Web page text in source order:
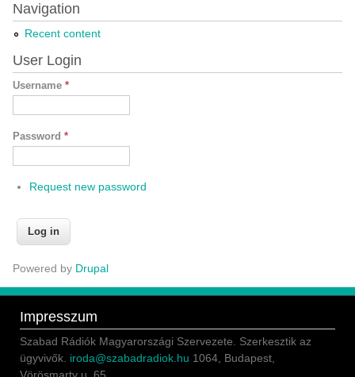
Navigation
Recent content
User Login
Username *
Password *
Request new password
Powered by Drupal
Impresszum
Szabad Rádiók Magyarországi Szervezete. Szerkesztik az
ügyvivők. iroda@szabadradiok.hu 1064, Budapest,